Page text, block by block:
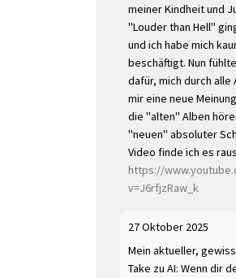
meiner Kindheit und
"Louder than Hell"
und ich habe mich
beschäftigt. Nun
dafür, mich durch alle
mir eine neue
die "alten" Alben
"neuen" absoluter
Video finde ich es
https://
v=J6rfjzRaw_k
27 Oktober 2025
Mein aktueller,
Take zu AI: Wenn dir